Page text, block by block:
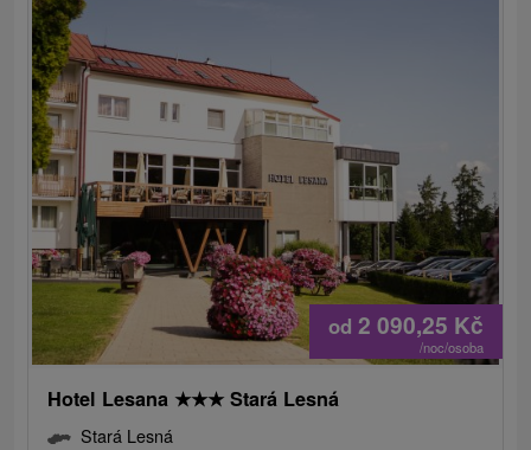
od 2 090,25 Kč
/noc/osoba
Hotel Lesana ★★★ Stará Lesná
Stará Lesná